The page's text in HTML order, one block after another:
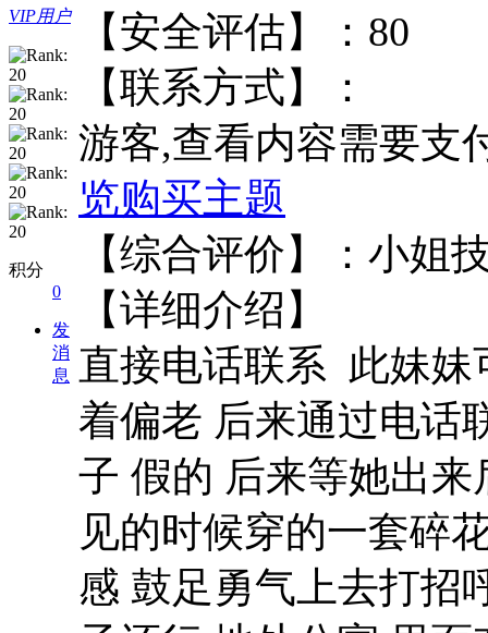
VIP用户
积分
0
发
消
息
【安全评估】
【联系方式】：
游客,查看内容需要支
览购买主题
【综合评价
【详细介绍】
直接电话联系 此妹
着偏老 后来通过电话
子 假的 后来等她出
见的时候穿的一套碎
感 鼓足勇气上去打招